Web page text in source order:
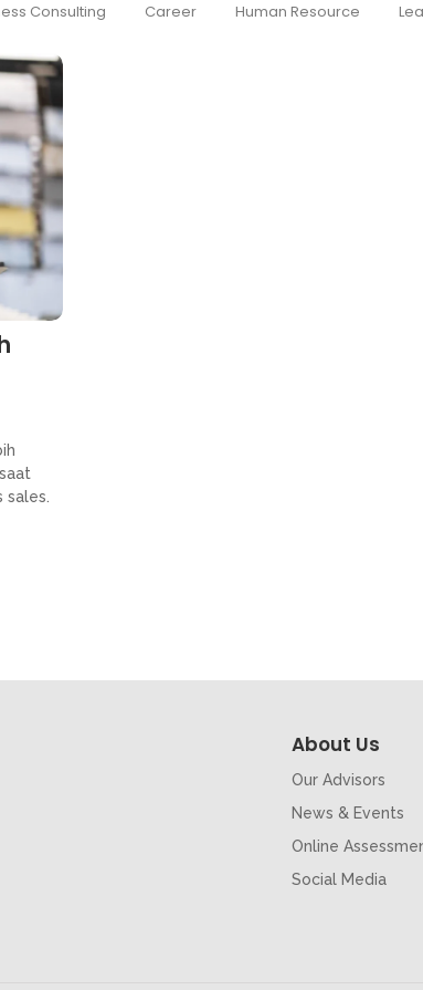
Consulting Career Human Resource
About Us
Our Advisors
News & Events
Online
Social Media